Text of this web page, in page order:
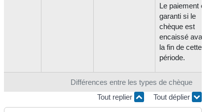
Différences entre les types de chèque
Le paiement est
garanti si le
chèque est
encaissé avant
la fin de cette
période.
Tout replier Tout déplier